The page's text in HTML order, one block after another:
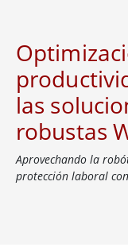
las
robustas
Aprovechando la
protección laboral